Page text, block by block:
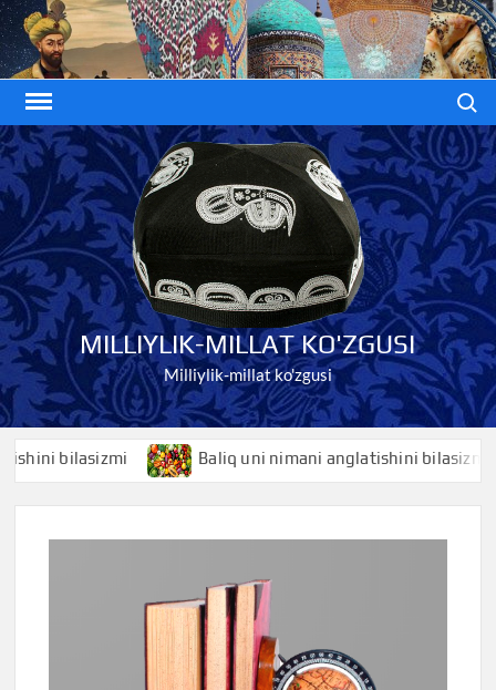
Skip
to
content
MILLIYLIK-MILLAT KO'ZGUSI
Milliylik-millat ko'zgusi
bilasizmi Baliq uni nimani anglatishini bilasizmi